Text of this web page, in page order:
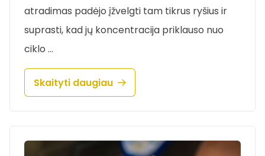
atradimas padėjo įžvelgti tam tikrus ryšius ir
suprasti, kad jų koncentracija priklauso nuo
ciklo …
Skaityti daugiau